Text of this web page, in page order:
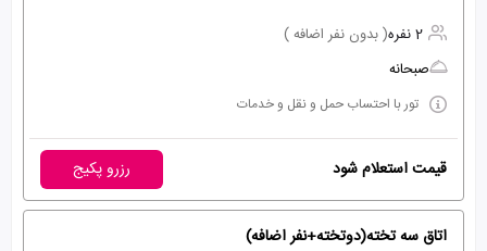
2 نفره
( بدون نفر اضافه )
صبحانه
تور با احتساب حمل و نقل و خدمات
قیمت استعلام شود رزرو پکیج
اتاق سه تخته(دوتخته+نفر اضافه)